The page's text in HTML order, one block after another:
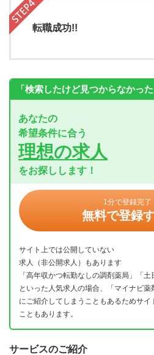
転職成功!!
「検索したけど見つからなかった
あなたの
希望条件に合う
理想の求人
をお探しします！
1分で登録完了
無料で登録
サイト上では公開していない
求人（非公開求人）もあります
「高年収かつ転勤なしの調剤薬局」「土
といった人気求人の場合、「マイナビ
にご紹介してしまうこともあるためサ
こともあります。
サービスのご紹介